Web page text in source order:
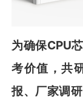
为确保CPU
考价值，共
报、厂家调